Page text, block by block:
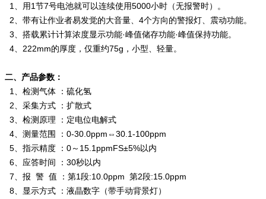
1、用1节7号电池就可以连续使用5000小时（无报警时）。
2、带有让作业者易发觉的大音量、4个方向的警报灯、震动功能。
3、搭载累计计算浓度显示功能·峰值储存功能·峰值保持功能。
4、222mm的厚度，仅重约75g，小型、轻量。
二、产品参数：
1、检测气体 ：硫化氢
2、采集方式 ：扩散式
3、检测原理 ：定电位电解式
4、测量范围 ：0-30.0ppm⇔30.1-100ppm
5、指示精度 ：0～15.1ppmFS±5%以内
6、应答时间 ：30秒以内
7、报 警 值 ：第1段:10.0ppm 第2段:15.0ppm
8、显示方式 ：液晶数字（带手动背景灯）